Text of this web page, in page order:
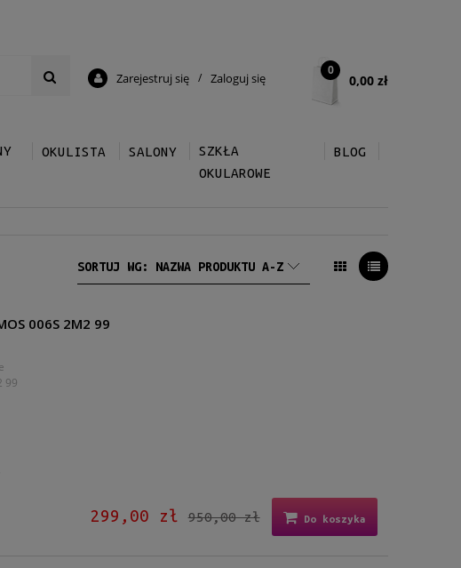
0,00 zł
0
Zarejestruj się / Zaloguj się
OKULISTA SALONY
SZKŁA
OKULAROWE
BLOG
SORTUJ WG: NAZWA PRODUKTU A-Z
006S 2M2 99
99
299,00 zł 950,00 zł Do koszyka